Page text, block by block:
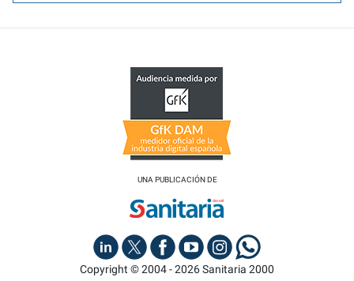
UNA PUBLICACIÓN DE
Copyright © 2004 - 2026 Sanitaria 2000